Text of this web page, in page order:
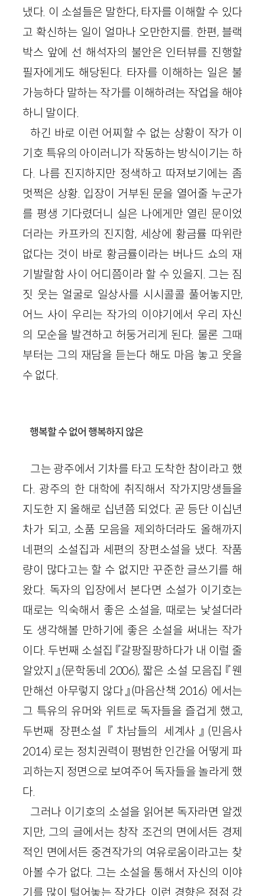
냈다. 이 소설들은 말한다, 타자를 이해할 수 있다
고 확신하는 일이 얼마나 오만한지를. 한편, 블랙
박스 앞에 선 해석자의 불안은 인터뷰를 진행할
필자에게도 해당된다. 타자를 이해하는 일은 불
가능하다 말하는 작가를 이해하려는 작업을 해야
하니 말이다.
하긴 바로 이런 어찌할 수 없는 상황이 작가 이
기호 특유의 아이러니가 작동하는 방식이기는 하
다. 나름 진지하지만 정색하고 따져보기에는 좀
멋쩍은 상황. 입장이 거부된 문을 열어줄 누군가
를 평생 기다렸더니 실은 나에게만 열린 문이었
더라는 카프카의 진지함, 세상에 황금률 따위란
없다는 것이 바로 황금률이라는 버나드 쇼의 재
기발랄함 사이 어디쯤이라 할 수 있을지. 그는 짐
짓 웃는 얼굴로 일상사를 시시콜콜 풀어놓지만,
어느 사이 우리는 작가의 이야기에서 우리 자신
의 모순을 발견하고 허둥거리게 된다. 물론 그때
부터는 그의 재담을 듣는다 해도 마음 놓고 웃을
수 없다.
행복할 수 없어 행복하지 않은
그는 광주에서 기차를 타고 도착한 참이라고 했
다. 광주의 한 대학에 취직해서 작가지망생들을
지도한 지 올해로 십년쯤 되었다. 곧 등단 이십년
차가 되고, 소품 모음을 제외하더라도 올해까지
네편의 소설집과 세편의 장편소설을 냈다. 작품
량이 많다고는 할 수 없지만 꾸준한 글쓰기를 해
왔다. 독자의 입장에서 본다면 소설가 이기호는
때로는 익숙해서 좋은 소설을, 때로는 낯설더라
도 생각해볼 만하기에 좋은 소설을 써내는 작가
이다. 두번째 소설집 『갈팡질팡하다가 내 이럴 줄
알았지』(문학동네 2006), 짧은 소설 모음집 『웬
만해선 아무렇지 않다』(마음산책 2016) 에서는
그 특유의 유머와 위트로 독자들을 즐겁게 했고,
두번째 장편소설 『차남들의 세계사』(민음사
2014) 로는 정치권력이 평범한 인간을 어떻게 파
괴하는지 정면으로 보여주어 독자들을 놀라게 했
다.
그러나 이기호의 소설을 읽어본 독자라면 알겠
지만, 그의 글에서는 창작 조건의 면에서든 경제
적인 면에서든 중견작가의 여유로움이라고는 찾
아볼 수가 없다. 그는 소설을 통해서 자신의 이야
기를 많이 털어놓는 작가다. 이런 경향은 점점 강